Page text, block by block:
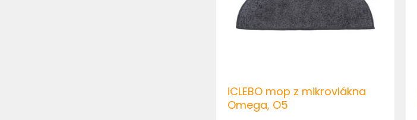
iCLEBO mop z mikrovlákna
Omega, O5